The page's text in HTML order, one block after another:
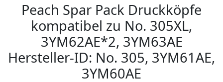
Peach Spar Pack Druckköpfe
kompatibel zu No. 305XL,
3YM62AE*2, 3YM63AE
Hersteller-ID: No. 305, 3YM61AE,
3YM60AE